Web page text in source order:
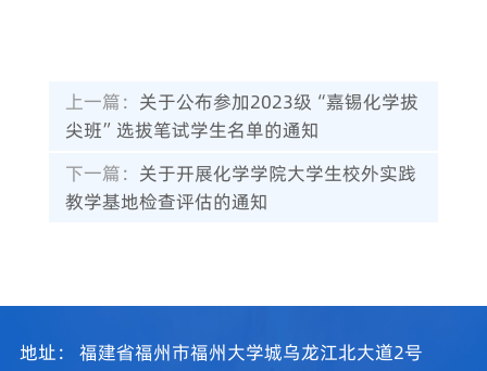
上一篇： 关于公布参加2023级“嘉锡化学拔
尖班”选拔笔试学生名单的通知
下一篇： 关于开展化学学院大学生校外实践
教学基地检查评估的通知
地址：
福建省福州市福州大学城乌龙江北大道2号